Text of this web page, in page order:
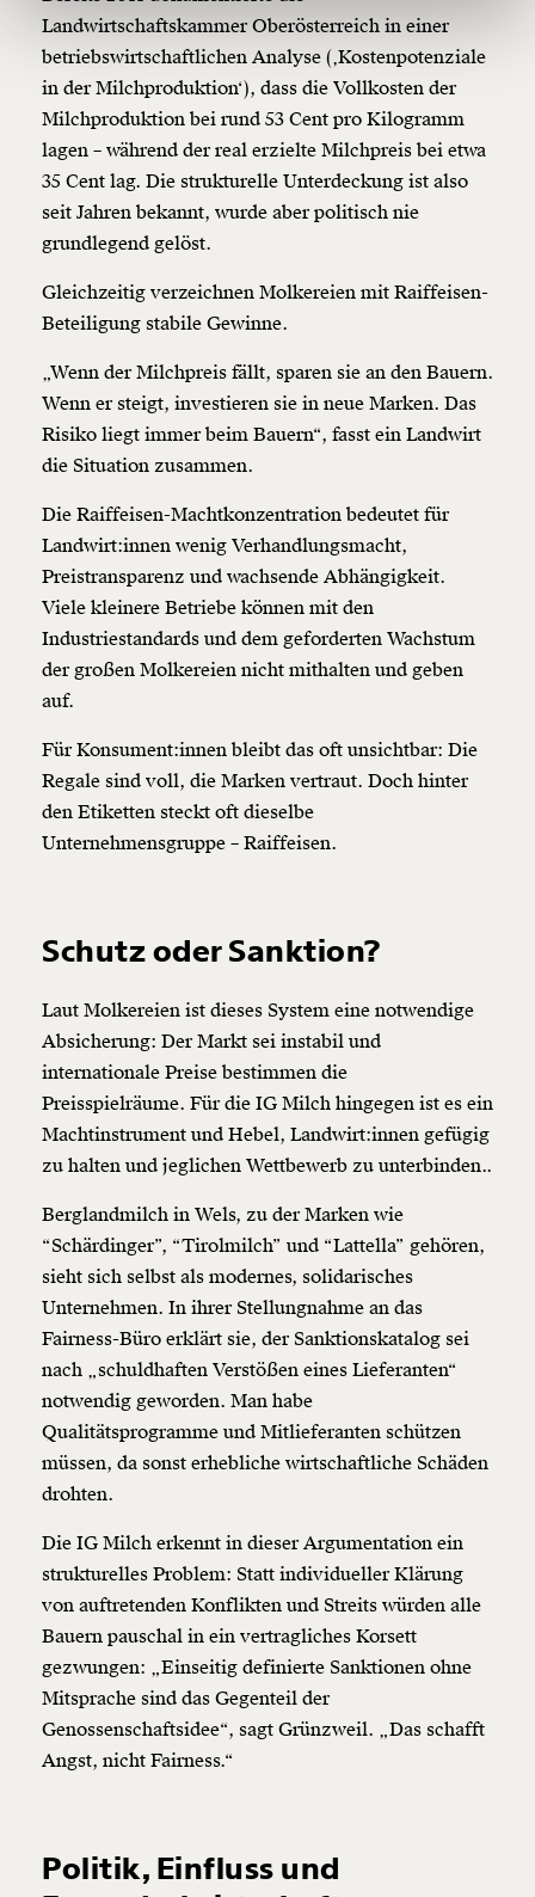
Ich möchte meine Spende verschenken.
Du erhältst eine E-Mail mit deiner
Geschenkurkunde im PDF-Format, welche Du
ausdrucken oder weiterleiten und verschenken
kannst.
Landwirtschaftskammer Oberösterreich in einer
betriebswirtschaftlichen Analyse (‚Kostenpotenziale
in der Milchproduktion‘), dass die Vollkosten der
Milchproduktion bei rund 53 Cent pro Kilogramm
lagen – während der real erzielte Milchpreis bei etwa
35 Cent lag. Die strukturelle Unterdeckung ist also
seit Jahren bekannt, wurde aber politisch nie
grundlegend gelöst.
Gleichzeitig verzeichnen Molkereien mit Raiffeisen-
Beteiligung stabile Gewinne.
„Wenn der Milchpreis fällt, sparen sie an den Bauern.
Wenn er steigt, investieren sie in neue Marken. Das
Risiko liegt immer beim Bauern“, fasst ein Landwirt
die Situation zusammen.
Die Raiffeisen-Machtkonzentration bedeutet für
Landwirt:innen wenig Verhandlungsmacht,
Preistransparenz und wachsende Abhängigkeit.
Viele kleinere Betriebe können mit den
Industriestandards und dem geforderten Wachstum
der großen Molkereien nicht mithalten und geben
auf.
Für Konsument:innen bleibt das oft unsichtbar: Die
Regale sind voll, die Marken vertraut. Doch hinter
den Etiketten steckt oft dieselbe
Unternehmensgruppe – Raiffeisen.
Schutz oder Sanktion?
Laut Molkereien ist dieses System eine notwendige
Absicherung: Der Markt sei instabil und
internationale Preise bestimmen die
Preisspielräume. Für die IG Milch hingegen ist es ein
Machtinstrument und Hebel, Landwirt:innen gefügig
zu halten und jeglichen Wettbewerb zu unterbinden..
Berglandmilch in Wels, zu der Marken wie
“Schärdinger”, “Tirolmilch” und “Lattella” gehören,
sieht sich selbst als modernes, solidarisches
Unternehmen. In ihrer Stellungnahme an das
Fairness-Büro erklärt sie, der Sanktionskatalog sei
nach „schuldhaften Verstößen eines Lieferanten“
notwendig geworden. Man habe
Qualitätsprogramme und Mitlieferanten schützen
müssen, da sonst erhebliche wirtschaftliche Schäden
drohten.
Die IG Milch erkennt in dieser Argumentation ein
strukturelles Problem: Statt individueller Klärung
von auftretenden Konflikten und Streits würden alle
Bauern pauschal in ein vertragliches Korsett
gezwungen: „Einseitig definierte Sanktionen ohne
Mitsprache sind das Gegenteil der
Genossenschaftsidee“, sagt Grünzweil. „Das schafft
Angst, nicht Fairness.“
Politik, Einfluss und